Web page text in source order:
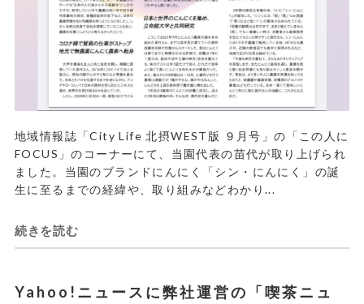
地域情報誌「City Life 北摂WEST版 ９月号」の「この人に
FOCUS」のコーナーにて、当園代表の苗代が取り上げられ
ました。当園のブランドにんにく「シン・にんにく」の誕
生に至るまでの経緯や、取り組みなどわかり...
続きを読む
Yahoo!ニュースに弊社運営の「喫茶ニュ